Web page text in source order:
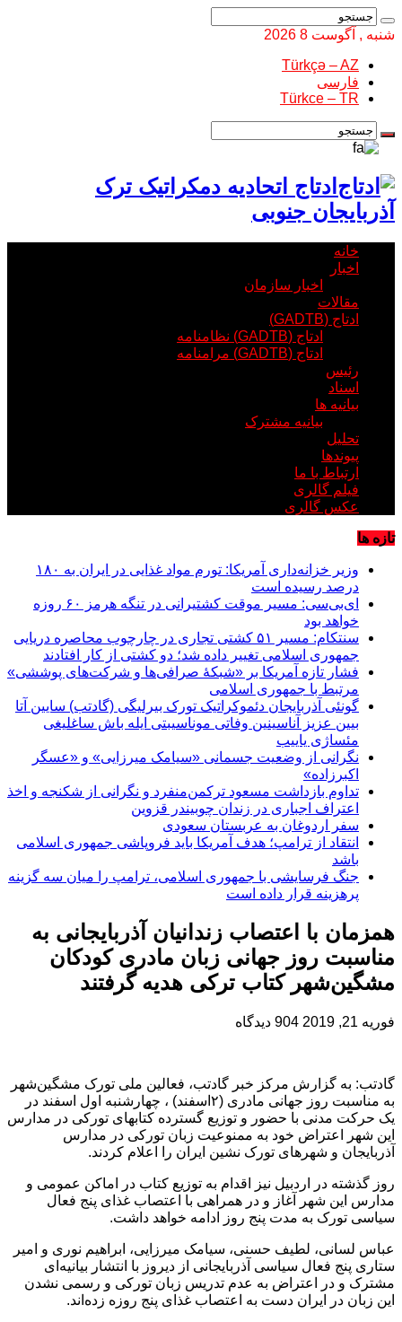
شنبه , آگوست 8 2026
Türkçə – AZ
فارسی
Türkce – TR
ادتاج اتحادیه دمکراتیک ترک
آذربایجان جنوبی
خانه
اخبار
اخبار سازمان
مقالات
ادتاج (GADTB)
ادتاج (GADTB) نظامنامه
ادتاج (GADTB) مرامنامه
رئیس
اسناد
بیانیه ها
بیانیه مشترک
تحلیل
پیوندها
ارتباط با ما
فیلم گالری
عکس گالری
تازه ها
وزیر خزانه‌داری آمریکا: تورم مواد غذایی در ایران به ۱۸۰
درصد رسیده است
ای‌بی‌سی: مسیر موقت کشتیرانی در تنگه هرمز ۶۰ روزه
خواهد بود
سنتکام: مسیر ۵۱ کشتی تجاری در چارچوب محاصره دریایی
جمهوری اسلامی تغییر داده شد؛ دو کشتی از کار افتادند
فشار تازه آمریکا بر «شبکۀ صرافی‌ها و شرکت‌های پوششی»
مرتبط با جمهوری اسلامی
گونئی آذربایجان دئموکراتیک تورک بیرلیگی (گادتب) سایین آتا
بیین عزیز آناسینین وفاتی موناسیبتی ایله باش ساغلیغی
مئساژی یاییب
نگرانی از وضعیت جسمانی «سیامک میرزایی» و «عسگر
اکبرزاده»
تداوم بازداشت مسعود ترکمن‌منفرد و نگرانی از شکنجه و اخذ
اعتراف اجباری در زندان چوبیندر قزوین
سفر اردوغان به عربستان‌ سعودی
انتقاد از ترامپ؛ هدف آمریکا باید فروپاشی جمهوری اسلامی
باشد
جنگ فرسایشی با جمهوری اسلامی، ترامپ را میان سه گزینه
پرهزینه قرار داده است
همزمان با اعتصاب زندانیان آذربایجانی به
مناسبت روز جهانی زبان مادری کودکان
مشگین‌شهر کتاب ترکی هدیه گرفتند
فوریه 21, 2019 904 دیدگاه
گادتب: به گزارش مرکز خبر گادتب، فعالین ملی تورک مشگین‌شهر
به مناسبت روز جهانی مادری (۲اسفند) ، چهارشنبه اول اسفند در
یک حرکت مدنی با حضور و توزیع گسترده کتابهای تورکی در مدارس
این شهر اعتراض خود به ممنوعیت زبان تورکی در مدارس
آذربایجان و شهرهای تورک نشین ایران را اعلام کردند.
روز گذشته در اردبیل نیز اقدام به توزیع کتاب در اماکن عمومی و
مدارس این شهر آغاز و در همراهی با اعتصاب غذای پنج فعال
سیاسی تورک به مدت پنج روز ادامه خواهد داشت.
عباس‌ لسانی، لطیف‌ حسنی، سیامک‌ میرزایی، ابراهیم نوری و امیر
ستاری پنج فعال سیاسی آذربایجانی از دیروز با انتشار بیانیه‌ای
مشترک و در اعتراض به عدم تدریس زبان تورکی و رسمی نشدن
این زبان در ایران دست به اعتصاب غذای پنج روزه زده‌اند.